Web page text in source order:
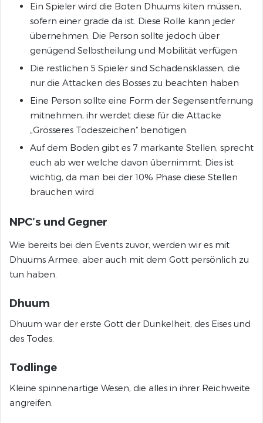
Ein Spieler wird die Boten Dhuums kiten müssen,
sofern einer grade da ist. Diese Rolle kann jeder
übernehmen. Die Person sollte jedoch über
genügend Selbstheilung und Mobilität verfügen
Die restlichen 5 Spieler sind Schadensklassen, die
nur die Attacken des Bosses zu beachten haben
Eine Person sollte eine Form der Segensentfernung
mitnehmen, ihr werdet diese für die Attacke
„Grösseres Todeszeichen“ benötigen.
Auf dem Boden gibt es 7 markante Stellen, sprecht
euch ab wer welche davon übernimmt. Dies ist
wichtig, da man bei der 10% Phase diese Stellen
brauchen wird
NPC’s und Gegner
Wie bereits bei den Events zuvor, werden wir es mit
Dhuums Armee, aber auch mit dem Gott persönlich zu
tun haben.
Dhuum
Dhuum war der erste Gott der Dunkelheit, des Eises und
des Todes.
Todlinge
Kleine spinnenartige Wesen, die alles in ihrer Reichweite
angreifen.